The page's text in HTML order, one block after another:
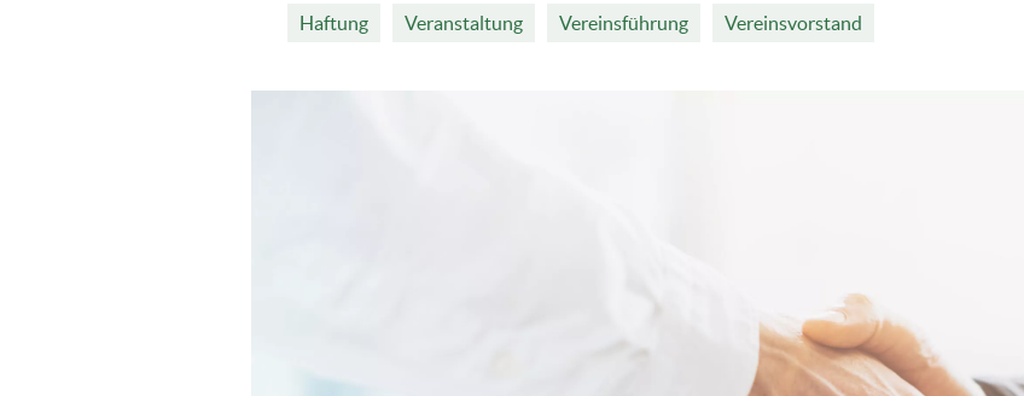
Haftung Veranstaltung Vereinsführung Vereinsvorstand